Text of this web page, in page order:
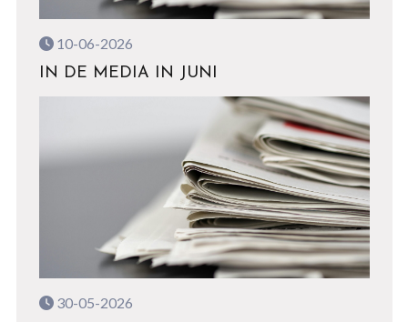
10-06-2026
IN DE MEDIA IN JUNI
30-05-2026